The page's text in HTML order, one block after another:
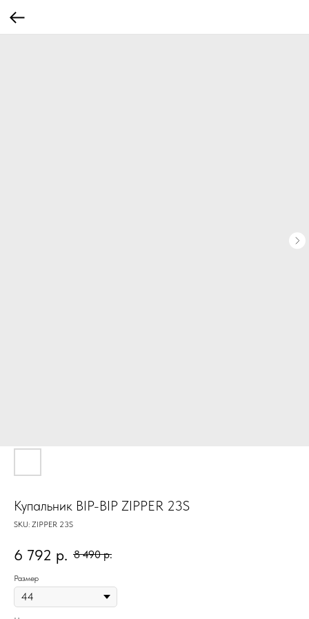
Купальник BIP-BIP ZIPPER 23S
SKU: ZIPPER 23S
6 792 р. 8 490 р.
Размер